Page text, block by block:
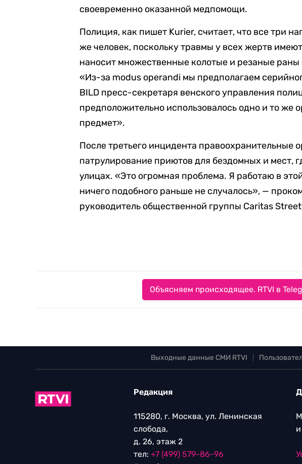
своевременно оказанной медпомощи.
Полиция, как пишет Kurier, считает, что все три
же человек, поскольку травмы у всех жертв
наносит множественные колотые и резаные раны
«Из-за modus operandi мы предполагаем
BILD пресс-секретаря венского управления
предположительно использовалось одно и то
предмет».
После третьего инцидента правоохранительные
патрулирование приютов для бездомных и мест,
улицах. «Это огромная проблема. Я работаю в
ничего подобного раньше не случалось», —
руководитель общественной группы Caritas
Объясняем происходящее. RTVI в
Выходные данные СМИ RTVI
Редакция
115280, г. Москва, ул. Ленинская
слобода,
д. 26, этаж 2
тел: +7 (499) 579-86-96
и